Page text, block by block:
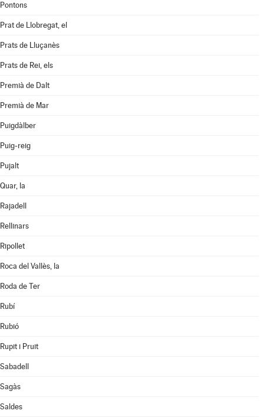
Pontons
Prat de Llobregat, el
Prats de Lluçanès
Prats de Rei, els
Premià de Dalt
Premià de Mar
Puigdàlber
Puig-reig
Pujalt
Quar, la
Rajadell
Rellinars
Ripollet
Roca del Vallès, la
Roda de Ter
Rubí
Rubió
Rupit i Pruit
Sabadell
Sagàs
Saldes